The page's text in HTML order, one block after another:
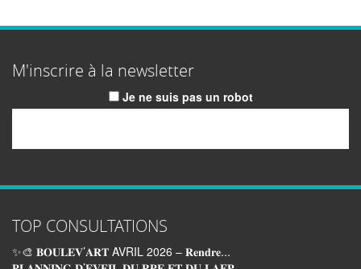
M'inscrire à la newsletter
Je ne suis pas un robot
TOP CONSULTATIONS
✨🎨 𝐁𝐎𝐔𝐋𝐄𝐕’𝐀𝐑𝐓 AVRIL 2026 – 𝐑𝐞𝐧𝐝𝐫𝐞...